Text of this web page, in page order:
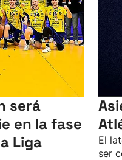
será
en la fase
Liga
El
ser